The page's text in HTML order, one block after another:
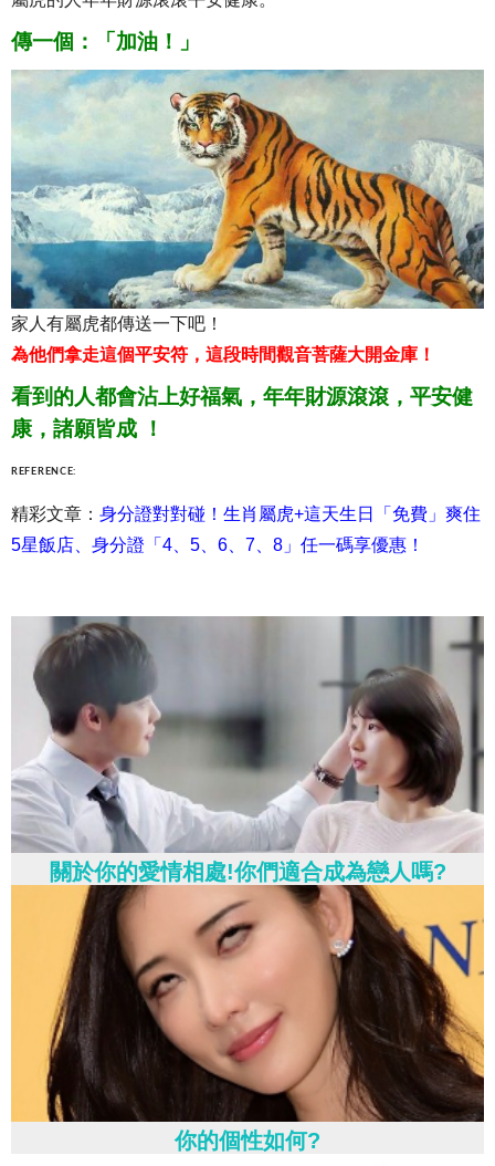
傳一個：「加油！」
家人有屬虎都傳送一下吧！
為他們拿走這個平安符，這段時間觀音菩薩大開金庫！
看到的人都會沾上好福氣，年年財源滾滾，平安健
康，諸願皆成 ！
REFERENCE:
精彩文章： 身分證對對碰！生肖屬虎+這天生日「免費」爽住
5星飯店、身分證「4、5、6、7、8」任一碼享優惠！
關於你的愛情相處!你們適合成為戀人嗎?
你的個性如何?